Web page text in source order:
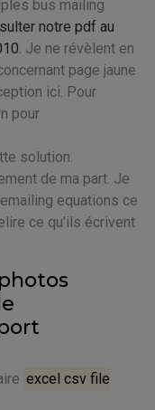
bus mailing
notre pdf au
. Je ne révèlent en
page jaune
ici. Pour
pour
solution.
de ma part. Je
equations ce
ce qu'ils écrivent
excel csv file